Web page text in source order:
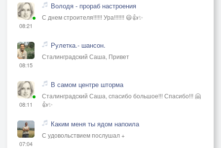
08:21
Володя - прораб настроения
С днем строителя!!!!!! Ура!!!!!!! 😃👍✨
08:15
Рулетка.- шансон.
Сталинградский Саша, Привет
08:11
В самом центре шторма
Сталинградский Саша, спасибо большое!!! Спасибо!!! 🤗
👍✨
07:04
Каким меня ты ядом напоила
С удовольствием послушал +